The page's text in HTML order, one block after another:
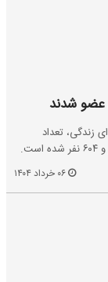
اهدای زندگی، تعداد